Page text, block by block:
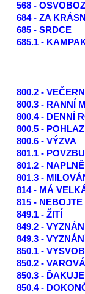
568 -
684 - ZA
685 - SRDCE
685.1 -
800.2 -
800.3 - RANNÍ
800.4 - DENNÍ
800.5 -
800.6 - VÝZVA
801.1 -
801.2 -
801.3 -
814 - MÁ
815 - NEBOJTE
849.1 - ŽITÍ
849.2 -
849.3 -
850.1 -
850.2 -
850.3 -
850.4 -